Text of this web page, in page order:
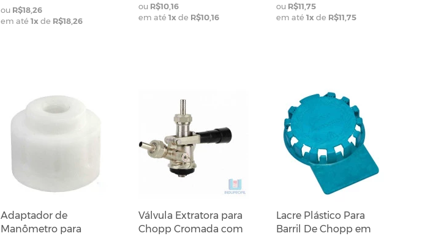
R$18,26
em até 1x de R$18,26
R$10,16
em até 1x de R$10,16
R$11,75
em até 1x de R$11,75
Adaptador de
Manômetro para
Válvula Extratora para
Chopp Cromada com
Lacre Plástico Para
Barril De Chopp em